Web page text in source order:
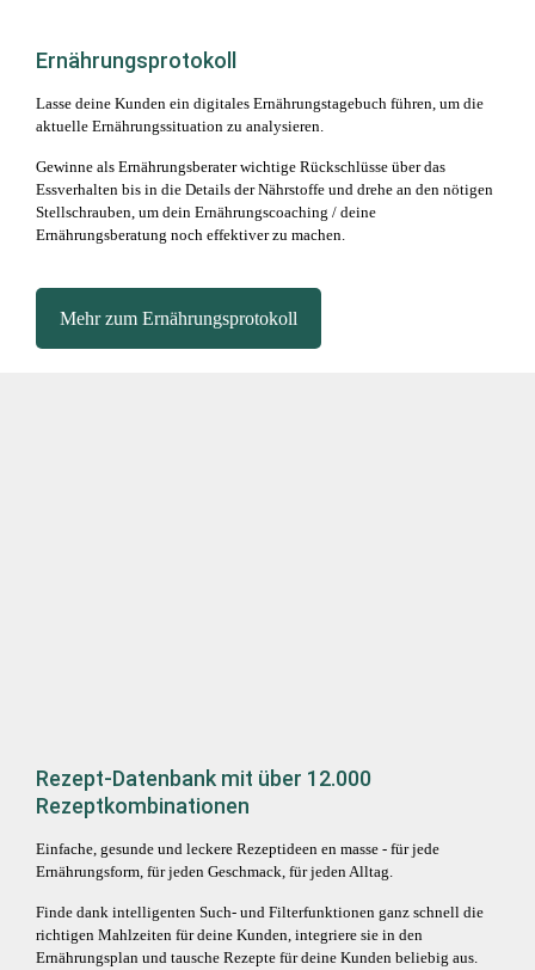
Ernährungsprotokoll
Lasse deine Kunden ein digitales Ernährungstagebuch führen, um die
aktuelle Ernährungssituation zu analysieren.
Gewinne als Ernährungsberater wichtige Rückschlüsse über das
Essverhalten bis in die Details der Nährstoffe und drehe an den nötigen
Stellschrauben, um dein Ernährungscoaching / deine
Ernährungsberatung noch effektiver zu machen.
Mehr zum Ernährungsprotokoll
Rezept-Datenbank mit über 12.000
Rezeptkombinationen
Einfache, gesunde und leckere Rezeptideen en masse - für jede
Ernährungsform, für jeden Geschmack, für jeden Alltag.
Finde dank intelligenten Such- und Filterfunktionen ganz schnell die
richtigen Mahlzeiten für deine Kunden, integriere sie in den
Ernährungsplan und tausche Rezepte für deine Kunden beliebig aus.